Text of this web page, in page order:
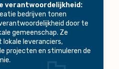
verantwoordelijkheid:
bedrijven tonen
door te
gemeenschap. Ze
leveranciers,
projecten en stimuleren de